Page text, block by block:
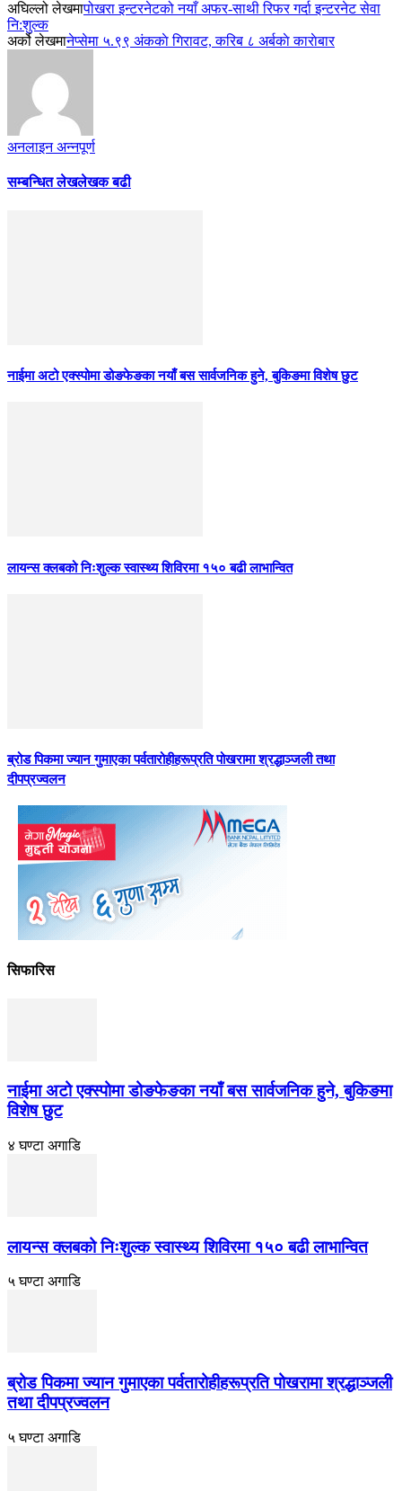
अघिल्लो लेखमापोखरा इन्टरनेटको नयाँ अफर-साथी रिफर गर्दा इन्टरनेट सेवा
नि:शुल्क
अर्को लेखमानेप्सेमा ५.९९ अंककाे गिरावट, करिब ८ अर्बकाे काराेबार
अनलाइन अन्नपूर्ण
सम्बन्धित लेखलेखक बढी
नाईमा अटो एक्स्पोमा डोङफेङका नयाँ बस सार्वजनिक हुने, बुकिङमा विशेष छुट
लायन्स क्लबको निःशुल्क स्वास्थ्य शिविरमा १५० बढी लाभान्वित
ब्रोड पिकमा ज्यान गुमाएका पर्वतारोहीहरूप्रति पोखरामा श्रद्धाञ्जली तथा
दीपप्रज्वलन
सिफारिस
नाईमा अटो एक्स्पोमा डोङफेङका नयाँ बस सार्वजनिक हुने, बुकिङमा
विशेष छुट
४ घण्टा अगाडि
लायन्स क्लबको निःशुल्क स्वास्थ्य शिविरमा १५० बढी लाभान्वित
५ घण्टा अगाडि
ब्रोड पिकमा ज्यान गुमाएका पर्वतारोहीहरूप्रति पोखरामा श्रद्धाञ्जली
तथा दीपप्रज्वलन
५ घण्टा अगाडि